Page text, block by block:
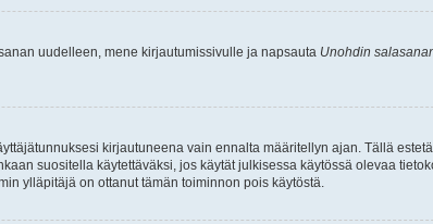
uudelleen, mene kirjautumissivulle ja napsauta Unohdin
kirjautuneena vain ennalta määritellyn ajan. Tällä
suositella käytettäväksi, jos käytät julkisessa käytössä olevaa
ylläpitäjä on ottanut tämän toiminnon pois käytöstä.